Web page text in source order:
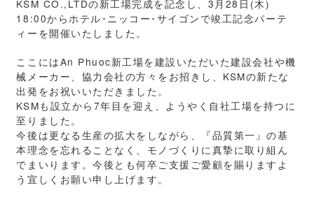
KSM CO.,LTDの新工場完成を記念し、3月28日(木)
18:00からホテル･ニッコー･サイゴンで竣工記念パーテ
ィーを開催いたしました。
ここにはAn Phuoc新工場を建設いただいた建設会社や機
械メーカー、協力会社の方々をお招きし、KSMの新たな
出発をお祝いいただきました。
KSMも設立から7年目を迎え、ようやく自社工場を持つに
至りました。
今後は更なる生産の拡大をしながら、『品質第一』の基
本理念を忘れることなく、モノづくりに真摯に取り組ん
でまいります。今後とも何卒ご支援ご愛顧を賜りますよ
う宜しくお願い申し上げます。